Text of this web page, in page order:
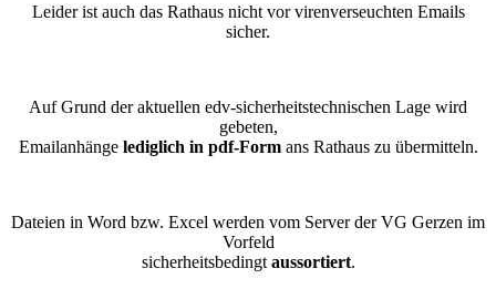
Leider ist auch das Rathaus nicht vor virenverseuchten Emails
sicher.
Auf Grund der aktuellen edv-sicherheitstechnischen Lage wird
gebeten,
Emailanhänge lediglich in pdf-Formans Rathaus zu übermitteln.
Dateien in Word bzw. Excel werden vom Server der VG Gerzen im
Vorfeld
sicherheitsbedingt aussortiert.